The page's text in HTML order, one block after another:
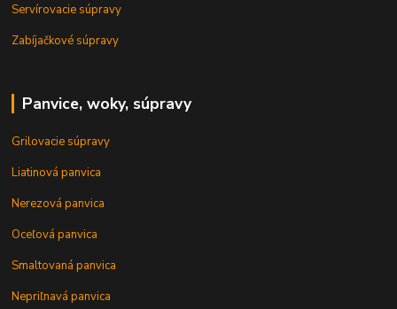
Servírovacie súpravy
Zabíjačkové súpravy
Panvice, woky, súpravy
Grilovacie súpravy
Liatinová panvica
Nerezová panvica
Oceľová panvica
Smaltovaná panvica
Nepriľnavá panvica